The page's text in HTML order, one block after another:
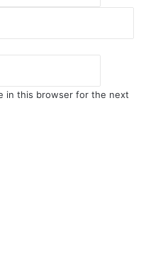
in this browser for the next